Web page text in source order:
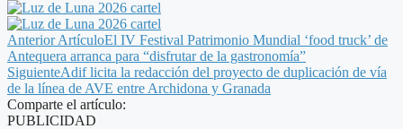
Anterior ArtículoEl IV Festival Patrimonio Mundial ‘food truck’ de
Antequera arranca para “disfrutar de la gastronomía”
SiguienteAdif licita la redacción del proyecto de duplicación de vía
de la línea de AVE entre Archidona y Granada
Comparte el artículo:
PUBLICIDAD